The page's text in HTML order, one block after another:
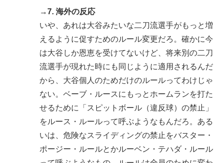
→7. 海外の反応
いや、あれは大谷みたいな二刀流選手がもっと増
えるように促すためのルール変更だろ。確かに今
は大谷しか恩恵を受けてないけど、将来別の二刀
流選手が現れた時にも同じように適用されるんだ
から、大谷個人のためだけのルールってわけじゃ
ない。ベーブ・ルースにもっとホームランを打た
せるために「スピットボール（違反球）の禁止」
をルース・ルールって呼ぶようなもんだろ。ある
いは、危険なスライディングの禁止をバスター・
ポージー・ルールとかルーベン・テハダ・ルール